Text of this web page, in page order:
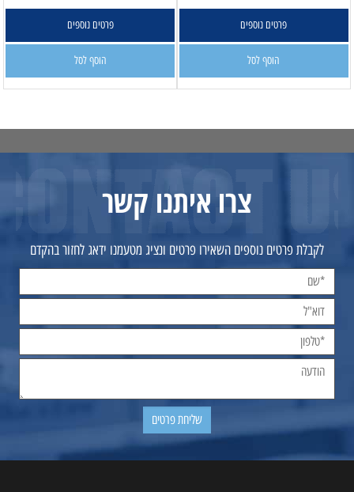
פרטים נוספים
הוסף לסל
פרטים נוספים
הוסף לסל
צרו איתנו קשר
לקבלת פרטים נוספים השאירו פרטים ונציג מטעמנו ידאג לחזור בהקדם